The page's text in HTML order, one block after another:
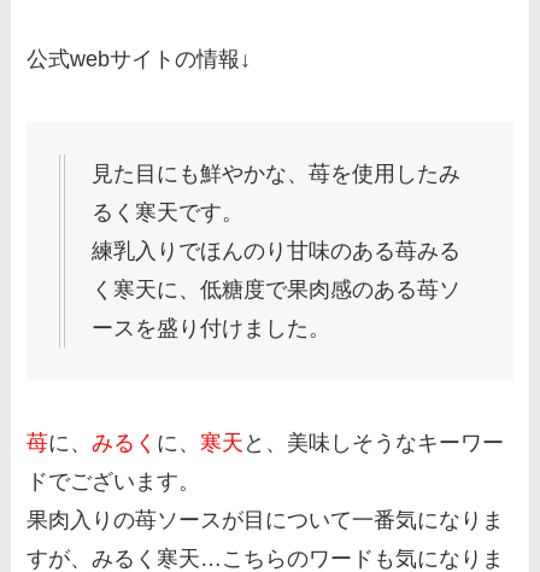
公式webサイトの情報↓
見た目にも鮮やかな、苺を使用したみ
るく寒天です。
練乳入りでほんのり甘味のある苺みる
く寒天に、低糖度で果肉感のある苺ソ
ースを盛り付けました。
苺に、みるく に、 寒天 と、美味しそうなキーワー
ドでございます。
果肉入りの苺ソースが目について一番気になりま
すが、みるく寒天…こちらのワードも気になりま